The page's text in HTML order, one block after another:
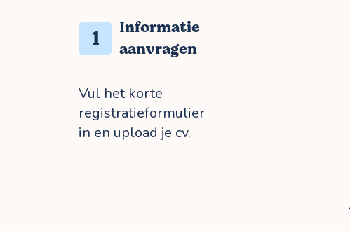
1
Informatie
aanvragen
Vul het korte
registratieformulier
in en upload je cv.